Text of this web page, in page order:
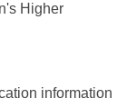
Higher
information